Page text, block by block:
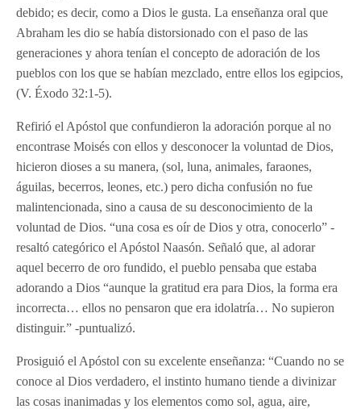
debido; es decir, como a Dios le gusta. La enseñanza oral que
Abraham les dio se había distorsionado con el paso de las
generaciones y ahora tenían el concepto de adoración de los
pueblos con los que se habían mezclado, entre ellos los egipcios,
(V. Éxodo 32:1-5).
Refirió el Apóstol que confundieron la adoración porque al no
encontrase Moisés con ellos y desconocer la voluntad de Dios,
hicieron dioses a su manera, (sol, luna, animales, faraones,
águilas, becerros, leones, etc.) pero dicha confusión no fue
malintencionada, sino a causa de su desconocimiento de la
voluntad de Dios. “una cosa es oír de Dios y otra, conocerlo” -
resaltó categórico el Apóstol Naasón. Señaló que, al adorar
aquel becerro de oro fundido, el pueblo pensaba que estaba
adorando a Dios “aunque la gratitud era para Dios, la forma era
incorrecta… ellos no pensaron que era idolatría… No supieron
distinguir.” -puntualizó.
Prosiguió el Apóstol con su excelente enseñanza: “Cuando no se
conoce al Dios verdadero, el instinto humano tiende a divinizar
las cosas inanimadas y los elementos como sol, agua, aire,